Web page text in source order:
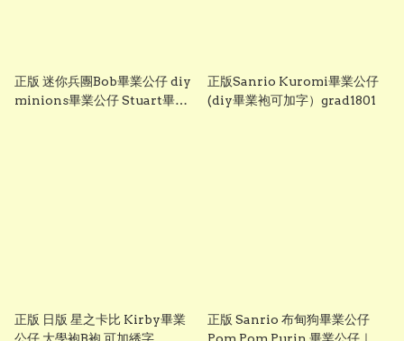
正版 迷你兵團Bob畢業公仔 diy
minions畢業公仔 Stuart畢業
正版Sanrio Kuromi畢業公仔
(diy畢業袍可加字）grad1801
正版 日版 星之卡比 Kirby畢業
正版 Sanrio 布甸狗畢業公仔